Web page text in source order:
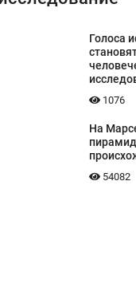
Голоса
1076
На
54082